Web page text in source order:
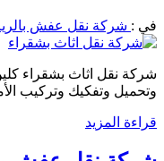
في : شركة نقل عفش
شركة نقل اثاث بشقراء
وتحميل وتفكيك وتركيب
قراءة المزيد